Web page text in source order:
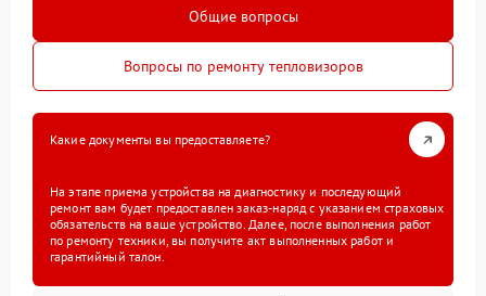
Общие вопросы
Вопросы по ремонту тепловизоров
Какие документы вы предоставляете?
На этапе приема устройства на диагностику и последующий
ремонт вам будет предоставлен заказ-наряд с указанием страховых
обязательств на ваше устройство. Далее, после выполнения работ
по ремонту техники, вы получите акт выполненных работ и
гарантийный талон.